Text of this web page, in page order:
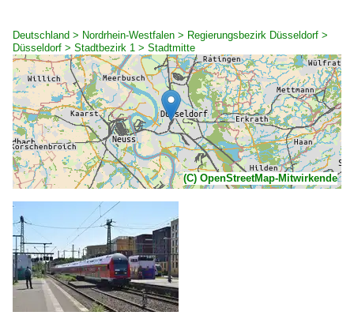
Deutschland > Nordrhein-Westfalen > Regierungsbezirk Düsseldorf >
Düsseldorf > Stadtbezirk 1 > Stadtmitte
(C) OpenStreetMap-Mitwirkende